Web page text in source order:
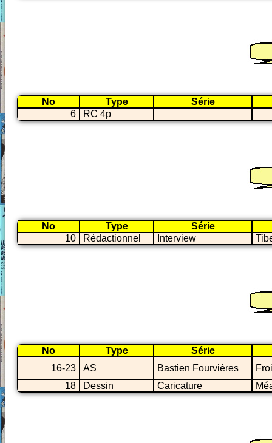
No Type
Série
6
RC 4p
No Type
Série
10
Rédactionnel Interview
No Type
Série
16-23
AS Bastien Fourvières
18
Dessin Caricature